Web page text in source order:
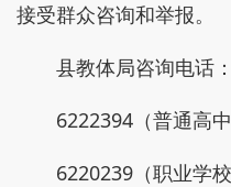
接受群众咨询和举报。
县教体局咨询电话：
6222394（普通高中
6220239（职业学校